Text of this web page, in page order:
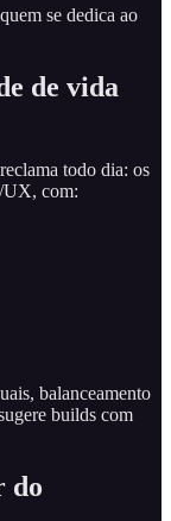
se dedica ao
de vida
todo dia: os
UX, com:
balanceamento
builds com
do